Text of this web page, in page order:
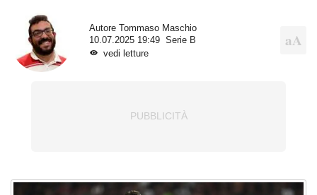
Autore
Tommaso Maschio
10.07.2025 19:49
Serie B
vedi letture